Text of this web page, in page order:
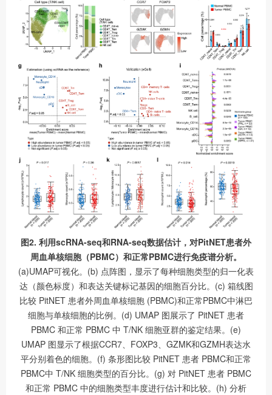
图2. 利用scRNA-seq和RNA-seq数据估计，对PitNET患者外
周血单核细胞（PBMC）和正常PBMC进行免疫谱分析。
(a)UMAP可视化。(b) 点阵图，显示了每种细胞类型的归一化表
达（颜色标度）和表达关键标记基因的细胞百分比。(c) 箱线图
比较 PitNET 患者外周血单核细胞 (PBMC)和正常PBMC中淋巴
细胞与单核细胞的比例。(d) UMAP 图展示了 PitNET 患者
PBMC 和正常 PBMC 中 T/NK 细胞亚群的鉴定结果。(e)
UMAP 图显示了根据CCR7、FOXP3、GZMK和GZMH表达水
平分别着色的细胞。(f) 条形图比较 PitNET 患者 PBMC和正常
PBMC中 T/NK 细胞类型的百分比。(g) 对 PitNET 患者 PBMC
和正常 PBMC 中的细胞类型丰度进行估计和比较。(h) 分析